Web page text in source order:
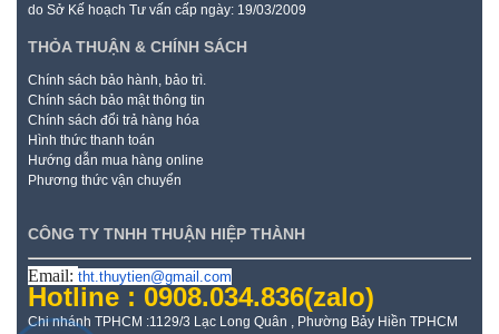
do Sở Kế hoạch Tư vấn cấp ngày: 19/03/2009
THỎA THUẬN & CHÍNH SÁCH
Chính sách bảo hành, bảo trì.
Chính sách bảo mật thông tin
Chính sách đổi trả hàng hóa
Hình thức thanh toán
Hướng dẫn mua hàng online
Phương thức vận chuyển
CÔNG TY TNHH THUẬN HIỆP THÀNH
Email: tht.thuytien@gmail.com
Hotline : 0908.034.836(zalo)
Chi nhánh TPHCM :1129/3 Lạc Long Quân , Phường Bảy Hiền TPHCM